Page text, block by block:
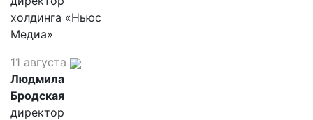
холдинга «Ньюс
Медиа»
11 августа
Людмила
Бродская
директор